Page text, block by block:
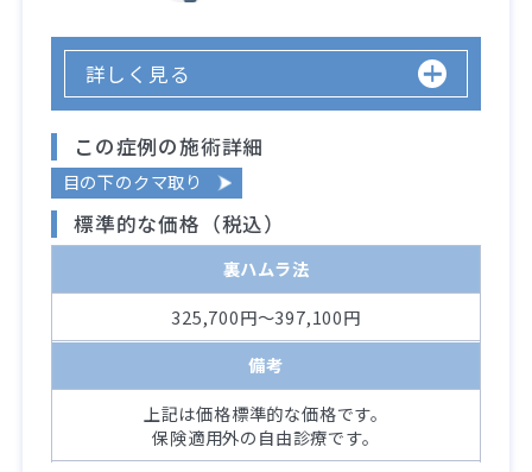
詳しく見る
この症例の施術詳細
目の下のクマ取り
標準的な価格（税込）
裏ハムラ法
325,700円～397,100円
備考
上記は価格標準的な価格です。
保険適用外の自由診療です。